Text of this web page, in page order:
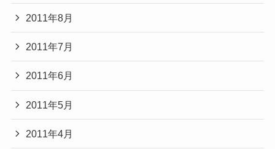
2011年8月
2011年7月
2011年6月
2011年5月
2011年4月